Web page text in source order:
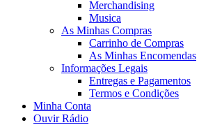
Merchandising
Musica
As Minhas Compras
Carrinho de Compras
As Minhas Encomendas
Informações Legais
Entregas e Pagamentos
Termos e Condições
Minha Conta
Ouvir Rádio